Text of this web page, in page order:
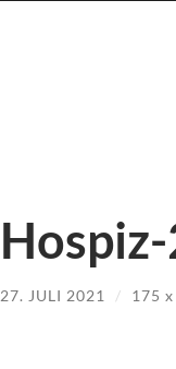
27. JULI 2021 / 175 x